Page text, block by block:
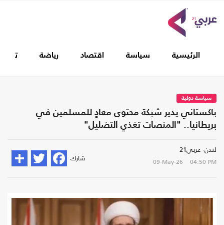
الرئيسية سياسة اقتصاد رياضة
سياسة دولية
باكستاني يدير شبكة محتوى معادٍ للمسلمين في
بريطانيا.. "المنصات تغذي التضليل"
لندن- عربي21
09-May-26 04:50 PM شارك